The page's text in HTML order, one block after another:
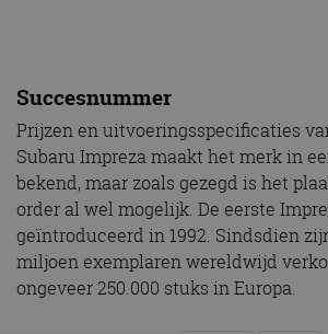
Succesnummer
Prijzen en uitvoeringsspecificaties
Subaru Impreza maakt het merk in
bekend, maar zoals gezegd is het
order al wel mogelijk. De eerste
geïntroduceerd in 1992. Sindsdien
miljoen exemplaren wereldwijd
ongeveer 250.000 stuks in Europa.